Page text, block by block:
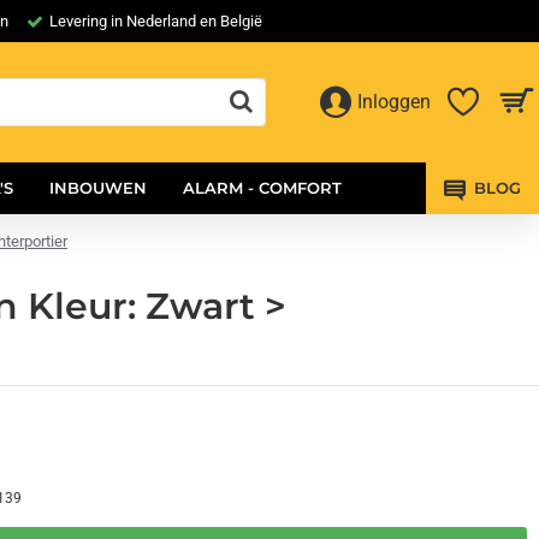
Levering in Nederland en België
Inloggen
INBOUWEN ALARM - COMFORT BLOG
Kleur: Zwart >